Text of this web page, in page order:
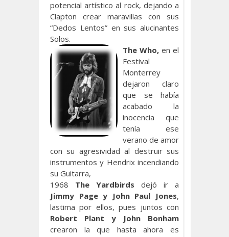
potencial artístico al rock, dejando a
Clapton crear maravillas con sus
“Dedos Lentos” en sus alucinantes
Solos.
The Who, en el
Festival
Monterrey
dejaron claro
que se había
acabado la
inocencia que
tenía ese
verano de amor
con su agresividad al destruir sus
instrumentos y Hendrix incendiando
su Guitarra,
1968 The Yardbirds dejó ir a
Jimmy Page y John Paul Jones,
lastima por ellos, pues juntos con
Robert Plant y John Bonham
crearon la que hasta ahora es